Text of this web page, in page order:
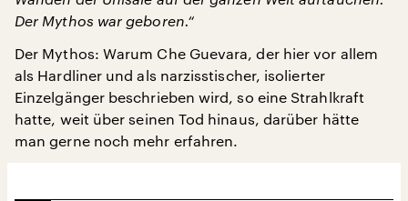
Der Mythos war geboren.“
Der Mythos: Warum Che Guevara, der hier vor allem
als Hardliner und als narzisstischer, isolierter
Einzelgänger beschrieben wird, so eine Strahlkraft
hatte, weit über seinen Tod hinaus, darüber hätte
man gerne noch mehr erfahren.